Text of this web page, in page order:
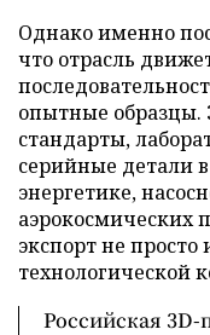
Однако именно
что отрасль
опытные образцы.
стандарты,
серийные детали
энергетике,
аэрокосмических
экспорт не
технологической
Российская 3D-